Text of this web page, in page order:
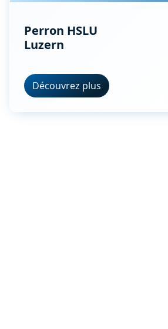
Perron HSLU
Luzern
Découvrez plus